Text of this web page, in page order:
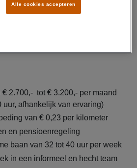
en bijdragen aan
€ 2.700,- tot € 3.200,- per maand
uur, afhankelijk van ervaring)
van € 0,23 per kilometer
en pensioenregeling
baan van 32 tot 40 uur per week
in een informeel en hecht team
Alle cookies accepteren